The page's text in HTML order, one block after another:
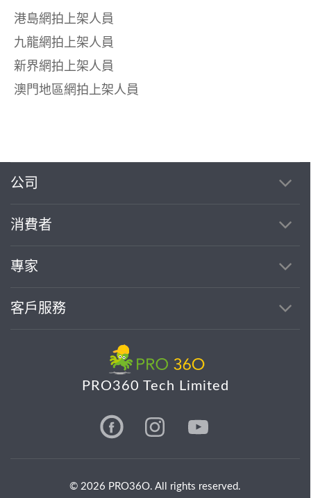
港島網拍上架人員
九龍網拍上架人員
新界網拍上架人員
澳門地區網拍上架人員
公司
消費者
專家
客戶服務
PRO360 Tech Limited
© 2026 PRO36O. All rights reserved.